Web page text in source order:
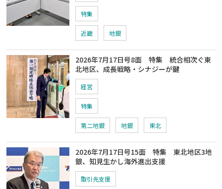
特集
近畿 地銀
2026年7月17日号8面 特集 統合相次ぐ東
北地区、成長戦略・シナジーが鍵
経営
特集
第二地銀 地銀 東北
2026年7月17日号15面 特集 東北地区3地
銀、知見生かし海外進出支援
取引先支援